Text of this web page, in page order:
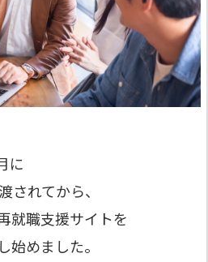
に
されてから、
就職支援サイトを
始めました。